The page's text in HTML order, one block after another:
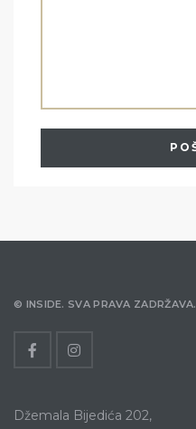
© INSIDE. SVA PRAVA ZADRŽAVA.
Džemala Bijedića 202,